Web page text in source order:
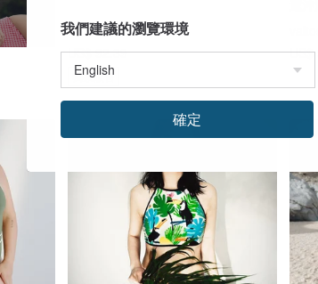
MAILLOT CO.
US$ 92.39
獨家販售
速
US$
我們建議的瀏覽環境
確定